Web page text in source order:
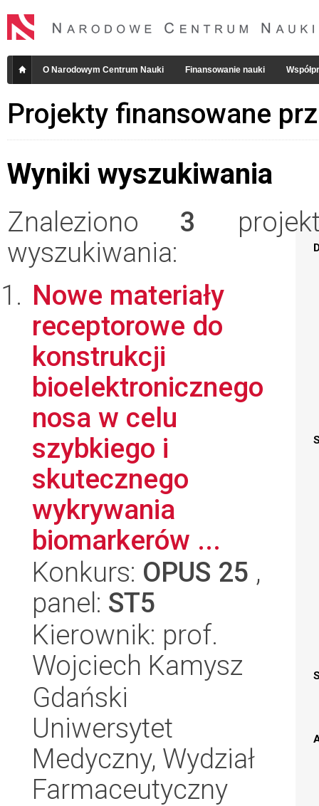
O Narodowym Centrum Nauki Finansowanie nauki
Projekty finansowane
Wyniki wyszukiwania
Znaleziono 3
wyszukiwania:
Nowe materiały
receptorowe do
konstrukcji
bioelektronicznego
nosa w celu
szybkiego i
skutecznego
wykrywania
biomarkerów ...
Konkurs: OPUS 25 ,
panel: ST5
Kierownik: prof.
Wojciech Kamysz
Gdański
Uniwersytet
Medyczny, Wydział
Farmaceutyczny